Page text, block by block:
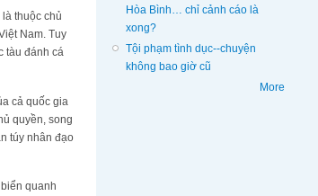
thuộc chủ
Nam. Tuy
tàu đánh cá
cả quốc gia
quyền, song
túy nhân đạo
quanh
Hòa Bình… chỉ cảnh cáo là
xong?
Tội phạm tình dục--chuyện
không bao giờ cũ
More